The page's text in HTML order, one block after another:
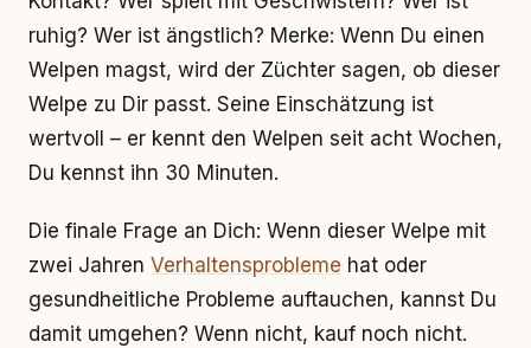
ruhig? Wer ist ängstlich? Merke: Wenn Du einen
Welpen magst, wird der Züchter sagen, ob dieser
Welpe zu Dir passt. Seine Einschätzung ist
wertvoll – er kennt den Welpen seit acht Wochen,
Du kennst ihn 30 Minuten.
Die finale Frage an Dich: Wenn dieser Welpe mit
zwei Jahren Verhaltensprobleme hat oder
gesundheitliche Probleme auftauchen, kannst Du
damit umgehen? Wenn nicht, kauf noch nicht.